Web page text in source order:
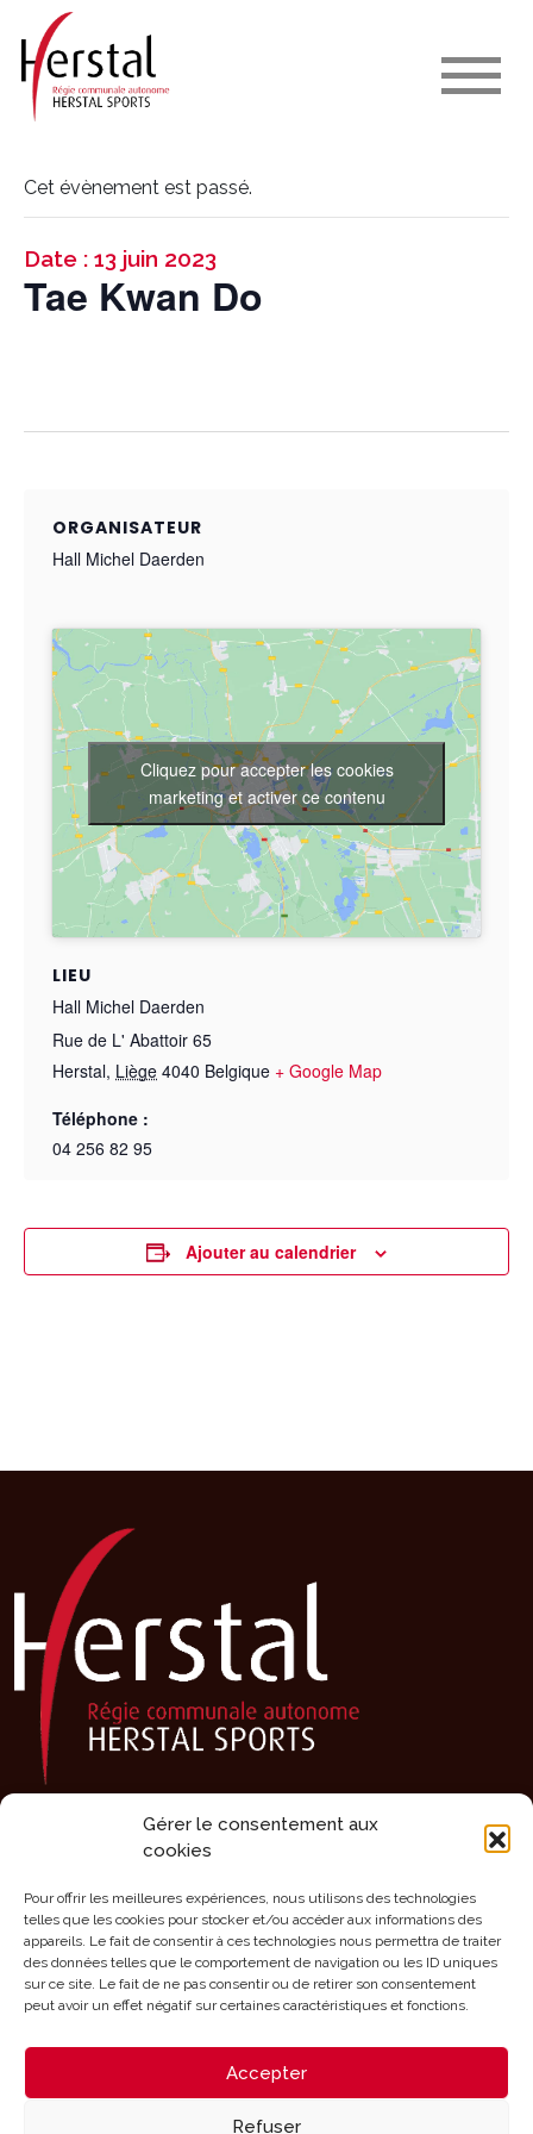
Gérer le consentement aux
cookies
Pour offrir les meilleures expériences, nous utilisons des technologies
telles que les cookies pour stocker et/ou accéder aux informations des
appareils. Le fait de consentir à ces technologies nous permettra de traiter
des données telles que le comportement de navigation ou les ID uniques
sur ce site. Le fait de ne pas consentir ou de retirer son consentement
peut avoir un effet négatif sur certaines caractéristiques et fonctions.
Accepter
Refuser
Cet évènement est passé.
Date : 13 juin 2023
Tae Kwan Do
ORGANISATEUR
Hall Michel Daerden
LIEU
Hall Michel Daerden
Rue de L' Abattoir 65
Herstal, Liège 4040 Belgique + Google Map
Téléphone :
04 256 82 95
Cliquez pour accepter les cookies
marketing et activer ce contenu
Ajouter au calendrier
Présentation
Agenda
Clubs sportifs
Infrastructures
Mérites
Aides